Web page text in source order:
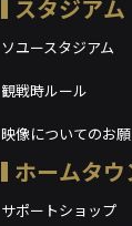
スタジアム
ソユースタジアム
観戦時ルール
映像についてのお
ホームタウ
サポートショップ